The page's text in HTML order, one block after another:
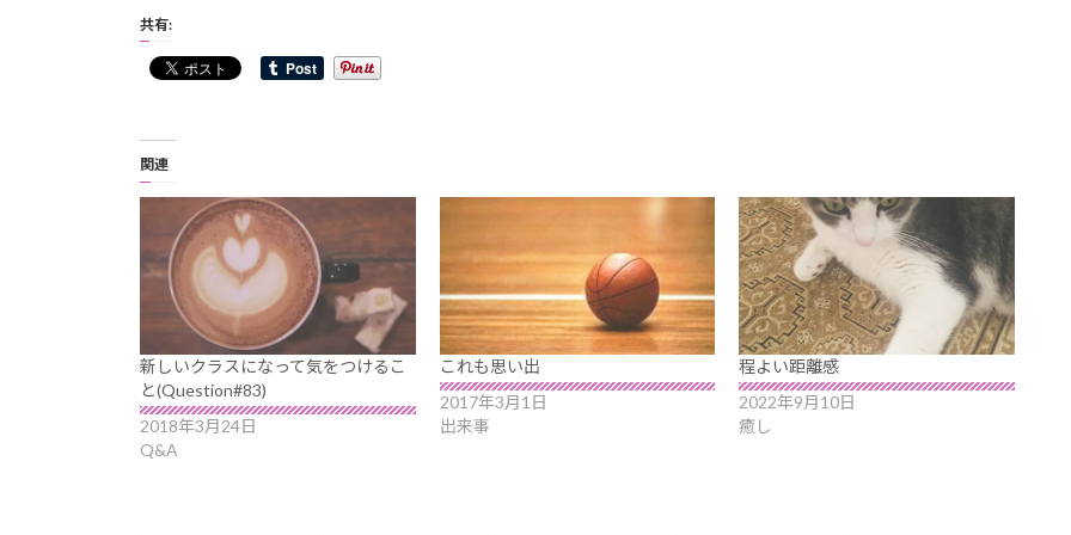
共有:
関連
新しいクラスになって気をつけるこ
と(Question#83)
2018年3月24日
Q&A
これも思い出
2017年3月1日
出来事
程よい距離感
2022年9月10日
癒し